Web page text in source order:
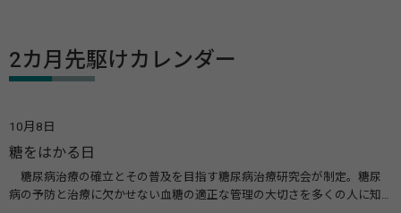
2カ月先駆けカレンダー
10月8日
糖をはかる日
糖尿病治療の確立とその普及を目指す糖尿病治療研究会が制定。糖尿
病の予防と治療に欠かせない血糖の適正な管理の大切さを多くの人に知